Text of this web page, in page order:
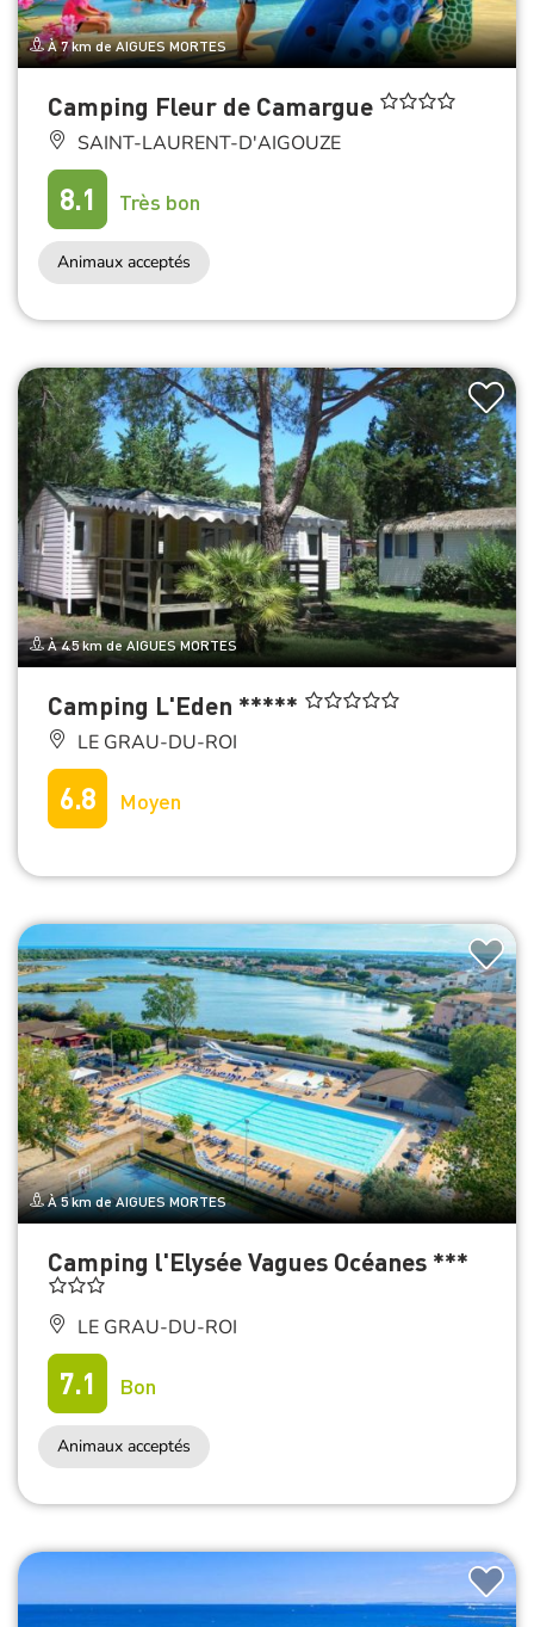
À 7 km de AIGUES MORTES
Camping Fleur de Camargue
SAINT-LAURENT-D'AIGOUZE
8.1 Très bon
Animaux acceptés
À 4.5 km de AIGUES MORTES
Camping L'Eden *****
LE GRAU-DU-ROI
6.8 Moyen
À 5 km de AIGUES MORTES
Camping l'Elysée Vagues Océanes ***
LE GRAU-DU-ROI
7.1 Bon
Animaux acceptés